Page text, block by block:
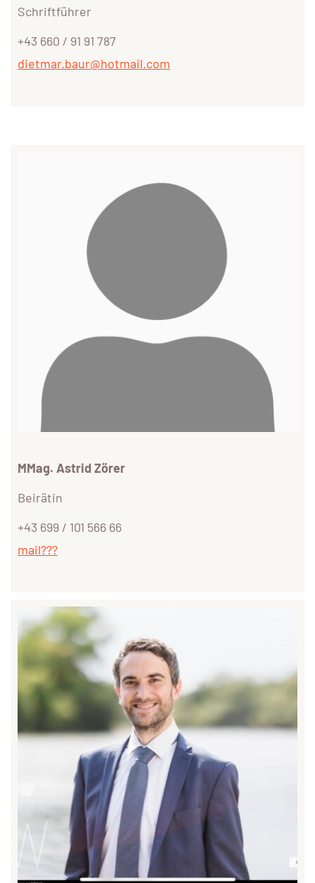
Schriftführer
+43 660 / 91 91 787
dietmar.baur@hotmail.com
MMag. Astrid Zörer
Beirätin
+43 699 / 101 566 66
mail???